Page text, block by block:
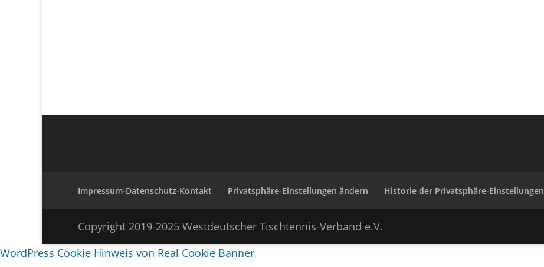
Impressum-Datenschutz-Kontakt Privatsphäre-Einstellungen ändern Historie der Privatsphäre-Einstellungen
Copyright 2019-2025 Westdeutscher Tischtennis-Verband e.V.
WordPress Cookie Hinweis von Real Cookie Banner